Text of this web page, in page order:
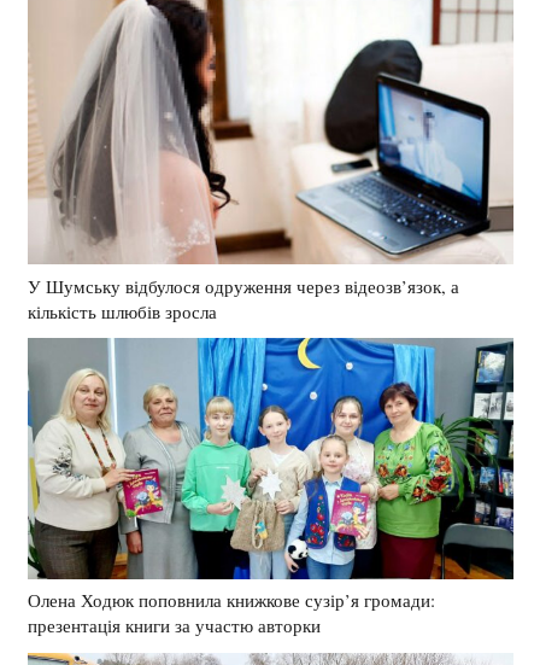
У Шумську відбулося одруження через відеозв’язок, а
кількість шлюбів зросла
Олена Ходюк поповнила книжкове сузір’я громади:
презентація книги за участю авторки